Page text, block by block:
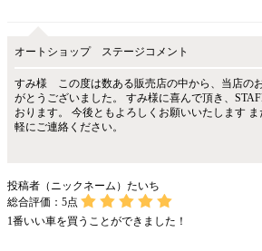
オートショップ ステージコメント
すみ様 この度は数ある販売店の中から、当店の
がとうございました。 すみ様に喜んで頂き、
おります。 今後ともよろしくお願いいたします
軽にご連絡ください。
投稿者（ニックネーム）たいち
総合評価： 5点
1番いい車を買うことができました！